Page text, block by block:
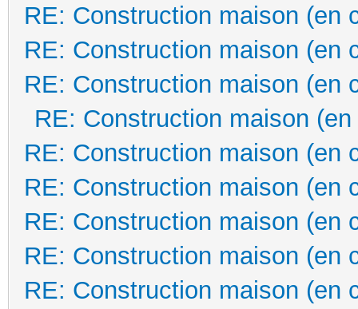
RE: Construction maison (en
RE: Construction maison (en
RE: Construction maison (en
RE: Construction maison
RE: Construction maison (en
RE: Construction maison (en
RE: Construction maison (en
RE: Construction maison (en
RE: Construction maison (en